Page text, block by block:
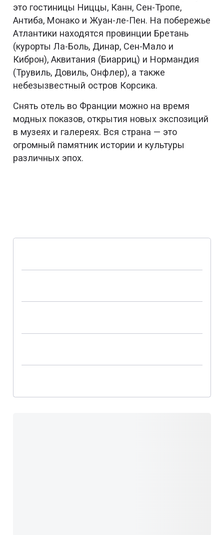
это гостиницы Ниццы, Канн, Сен-Тропе,
Антиба, Монако и Жуан-ле-Пен. На побережье
Атлантики находятся провинции Бретань
(курорты Ла-Боль, Динар, Сен-Мало и
Киброн), Аквитания (Биарриц) и Нормандия
(Трувиль, Довиль, Онфлер), а также
небезызвестный остров Корсика.
Снять отель во Франции можно на время
модных показов, открытия новых экспозиций
в музеях и галереях. Вся страна — это
огромный памятник истории и культуры
различных эпох.